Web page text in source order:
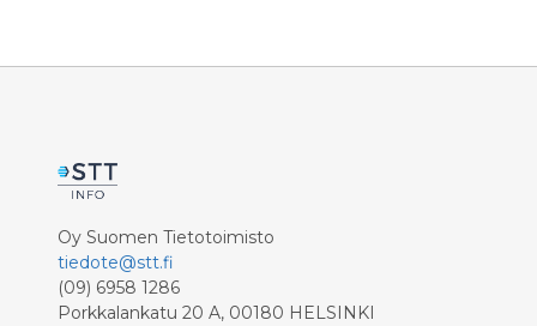
ahdinkoon.
Oy Suomen Tietotoimisto
tiedote@stt.fi
(09) 6958 1286
Porkkalankatu 20 A, 00180 HELSINKI